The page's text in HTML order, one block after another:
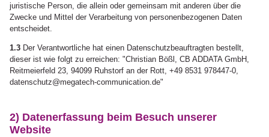
juristische Person, die allein oder gemeinsam mit anderen über die
Zwecke und Mittel der Verarbeitung von personenbezogenen Daten
entscheidet.
1.3 Der Verantwortliche hat einen Datenschutzbeauftragten bestellt,
dieser ist wie folgt zu erreichen: "Christian Bößl, CB ADDATA GmbH,
Reitmeierfeld 23, 94099 Ruhstorf an der Rott, +49 8531 978447-0,
datenschutz@megatech-communication.de"
2) Datenerfassung beim Besuch unserer
Website